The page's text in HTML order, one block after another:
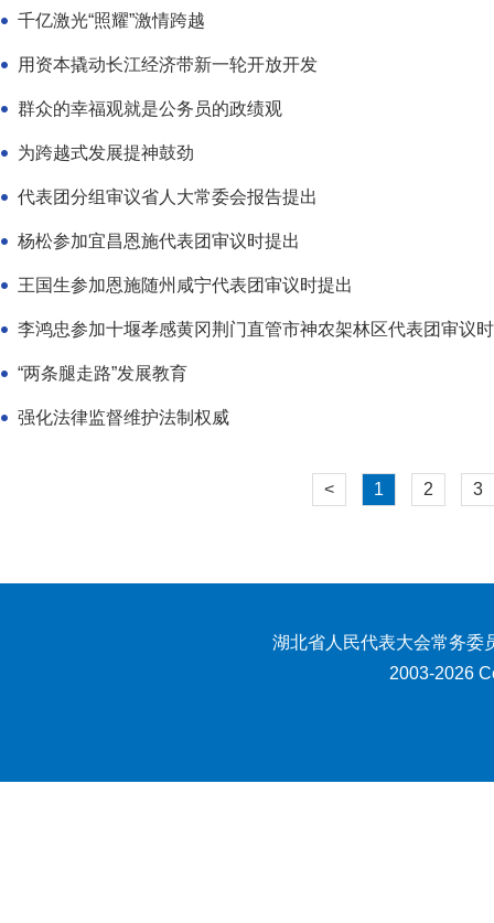
千亿激光“照耀”激情跨越
用资本撬动长江经济带新一轮开放开发
群众的幸福观就是公务员的政绩观
为跨越式发展提神鼓劲
代表团分组审议省人大常委会报告提出
杨松参加宜昌恩施代表团审议时提出
王国生参加恩施随州咸宁代表团审议时提出
李鸿忠参加十堰孝感黄冈荆门直管市神农架林区代表团审议
“两条腿走路”发展教育
强化法律监督维护法制权威
< 1 2 3
湖北省人民代表大会常务委
2003-2026